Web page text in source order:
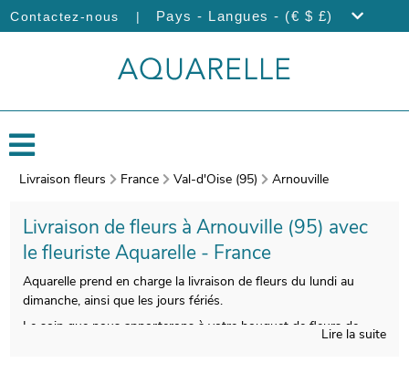
Contactez-nous | Pays - Langues - (€ $ £)
Livraison fleurs France Val-d'Oise (95) Arnouville
Livraison de fleurs à Arnouville (95) avec
le fleuriste Aquarelle - France
Aquarelle prend en charge la livraison de fleurs du lundi au
dimanche, ainsi que les jours fériés.
Le soin que nous apporterons à votre bouquet de fleurs de
Lire la suite